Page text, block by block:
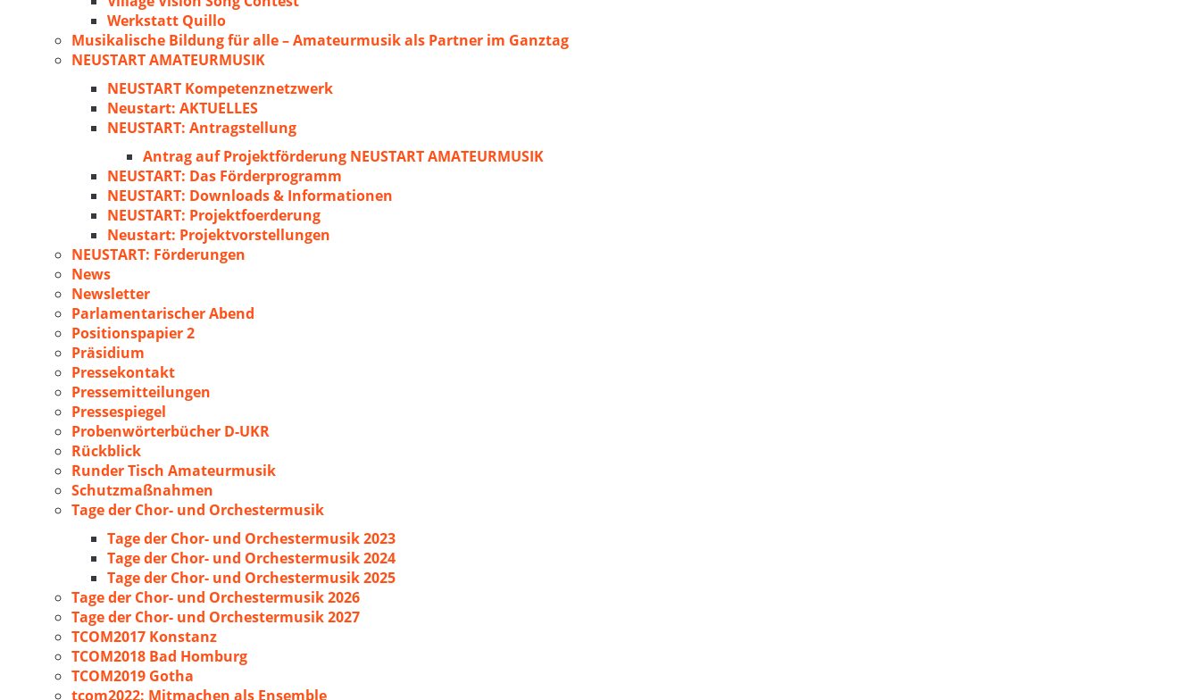
Werkstatt Quillo
Musikalische Bildung für alle – Amateurmusik als Partner im Ganztag
NEUSTART AMATEURMUSIK
NEUSTART Kompetenznetzwerk
Neustart: AKTUELLES
NEUSTART: Antragstellung
Antrag auf Projektförderung NEUSTART AMATEURMUSIK
NEUSTART: Das Förderprogramm
NEUSTART: Downloads & Informationen
NEUSTART: Projektfoerderung
Neustart: Projektvorstellungen
NEUSTART: Förderungen
News
Newsletter
Parlamentarischer Abend
Positionspapier 2
Präsidium
Pressekontakt
Pressemitteilungen
Pressespiegel
Probenwörterbücher D-UKR
Rückblick
Runder Tisch Amateurmusik
Schutzmaßnahmen
Tage der Chor- und Orchestermusik
Tage der Chor- und Orchestermusik 2023
Tage der Chor- und Orchestermusik 2024
Tage der Chor- und Orchestermusik 2025
Tage der Chor- und Orchestermusik 2026
Tage der Chor- und Orchestermusik 2027
TCOM2017 Konstanz
TCOM2018 Bad Homburg
TCOM2019 Gotha
tcom2022: Mitmachen als Ensemble